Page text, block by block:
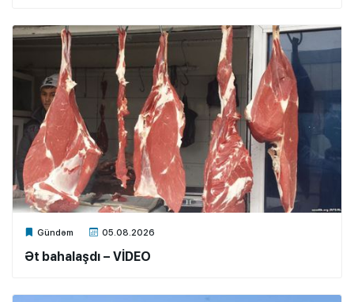
Gündəm 05.08.2026
Xalq.Online
Ət bahalaşdı – VİDEO